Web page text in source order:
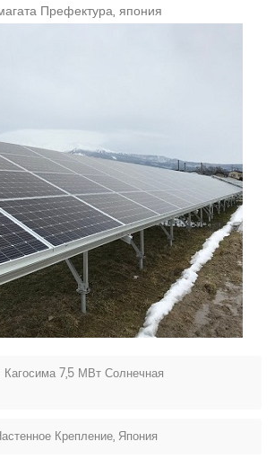
Префектура, япония
Кагосима 7,5 МВт Солнечная
Крепление, Япония